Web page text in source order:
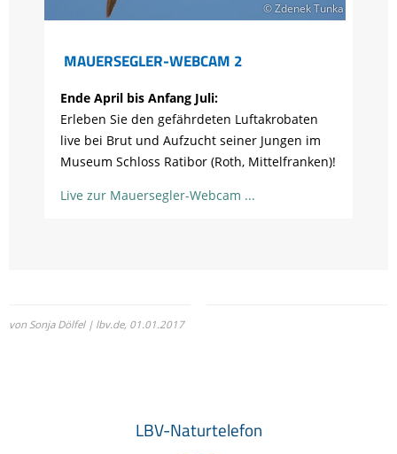
© Zdenek Tunka
MAUERSEGLER-WEBCAM 2
Ende April bis Anfang Juli:
Erleben Sie den gefährdeten Luftakrobaten
live bei Brut und Aufzucht seiner Jungen im
Museum Schloss Ratibor (Roth, Mittelfranken)!
Live zur Mauersegler-Webcam
von Sonja Dölfel | lbv.de, 01.01.2017
LBV-Naturtelefon